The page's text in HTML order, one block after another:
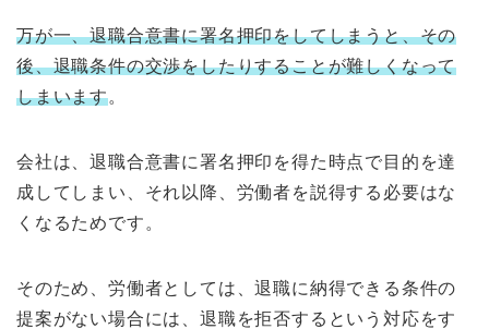
万が一、退職合意書に署名押印をしてしまうと、その
後、退職条件の交渉をしたりすることが難しくなって
しまいます。
会社は、退職合意書に署名押印を得た時点で目的を達
成してしまい、それ以降、労働者を説得する必要はな
くなるためです。
そのため、労働者としては、退職に納得できる条件の
提案がない場合には、退職を拒否するという対応をす